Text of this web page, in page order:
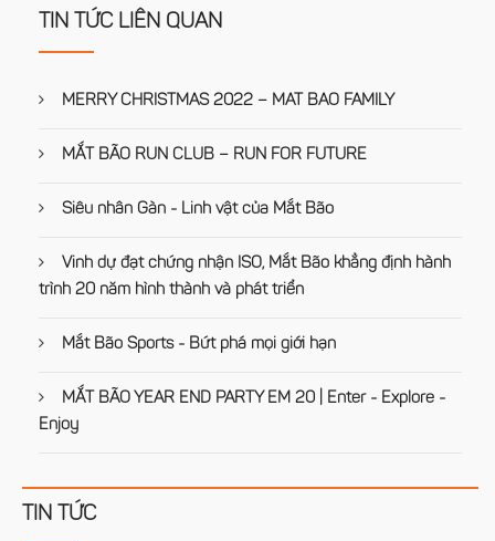
TIN TỨC LIÊN QUAN
MERRY CHRISTMAS 2022 – MAT BAO FAMILY
MẮT BÃO RUN CLUB – RUN FOR FUTURE
Siêu nhân Gàn - Linh vật của Mắt Bão
Vinh dự đạt chứng nhận ISO, Mắt Bão khẳng định hành
trình 20 năm hình thành và phát triển
Mắt Bão Sports - Bứt phá mọi giới hạn
MẮT BÃO YEAR END PARTY EM 20 | Enter - Explore -
Enjoy
TIN TỨC